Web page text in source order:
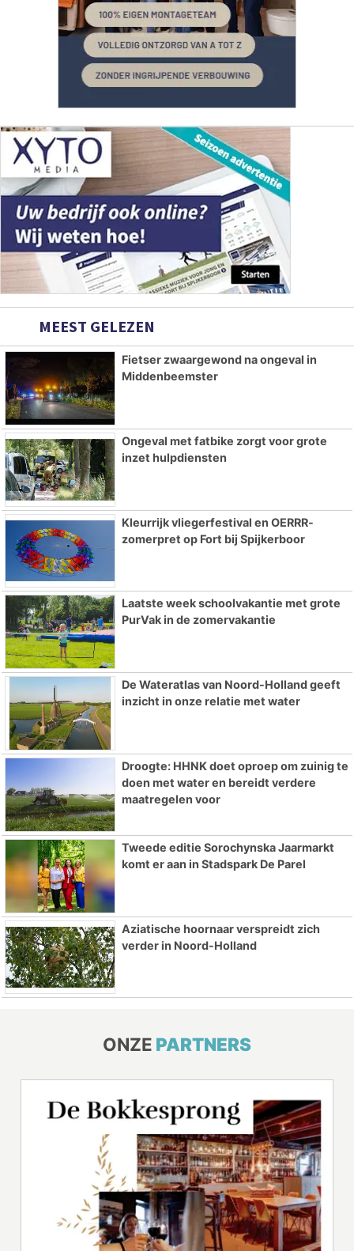
MEEST GELEZEN
Fietser zwaargewond na ongeval in
Middenbeemster
Ongeval met fatbike zorgt voor grote
inzet hulpdiensten
Kleurrijk vliegerfestival en OERRR-
zomerpret op Fort bij Spijkerboor
Laatste week schoolvakantie met grote
PurVak in de zomervakantie
De Wateratlas van Noord-Holland geeft
inzicht in onze relatie met water
Droogte: HHNK doet oproep om zuinig te
doen met water en bereidt verdere
maatregelen voor
Tweede editie Sorochynska Jaarmarkt
komt er aan in Stadspark De Parel
Aziatische hoornaar verspreidt zich
verder in Noord-Holland
ONZE PARTNERS